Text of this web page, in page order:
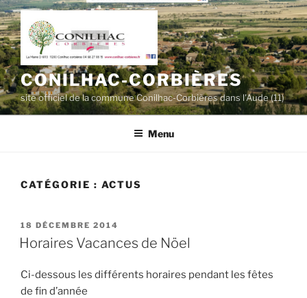
Aller
au
contenu
principal
CONILHAC-CORBIÈRES
site officiel de la commune Conilhac-Corbières dans l'Aude (11)
Menu
CATÉGORIE : ACTUS
PUBLIÉ
LE
18 DÉCEMBRE 2014
Horaires Vacances de Nöel
Ci-dessous les différents horaires pendant les fêtes
de fin d’année